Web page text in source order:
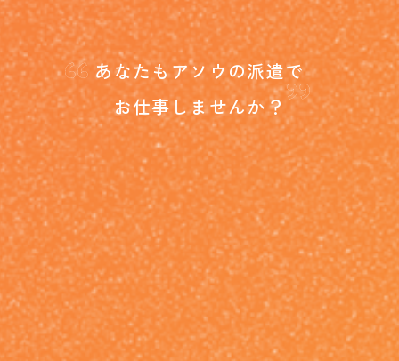
“あなたもアソウの派遣で
お仕事しませんか？ ”